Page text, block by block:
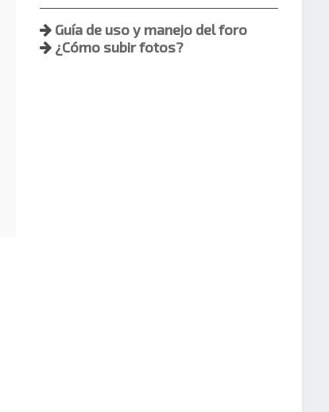
Guía de uso y manejo del foro
¿Cómo subir fotos?